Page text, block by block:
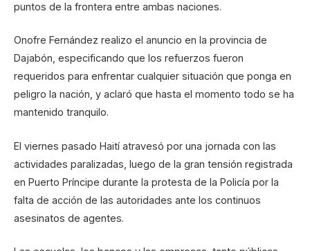
puntos de la frontera entre ambas naciones.
Onofre Fernández realizo el anuncio en la provincia de
Dajabón, especificando que los refuerzos fueron
requeridos para enfrentar cualquier situación que ponga en
peligro la nación, y aclaró que hasta el momento todo se ha
mantenido tranquilo.
El viernes pasado Haití atravesó por una jornada con las
actividades paralizadas, luego de la gran tensión registrada
en Puerto Príncipe durante la protesta de la Policía por la
falta de acción de las autoridades ante los continuos
asesinatos de agentes.